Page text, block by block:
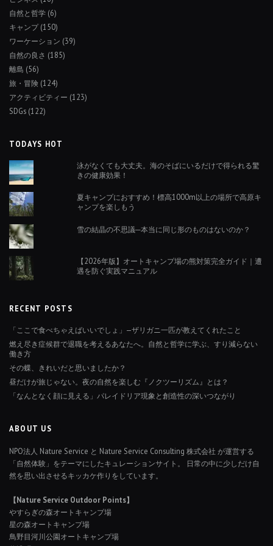
自然と哲学 (6)
キャンプ(150)
ワーケーション (39)
自然の良さ (185)
離島 (56)
旅・冒険 (124)
アクティビティー (123)
SDGs (122)
TODAYS HOT
泳がなくても大丈夫。海のそばにいるだけで得られる驚
きの健康効果！
夏キャンプにおすすめ！標高1000m以上の場所で高原キ
ャンプを楽しもう
雪の結晶の不思議─本当に同じ形のものはないのか？
【2026年版】オートキャンプ場の熊対策完全ガイド｜遭
遇を防ぐ実践マニュアル
RECENT POSTS
「ここで食べちゃえばいいでしょ」—ザリガニ一匹が教えてくれたこと
燃え尽き症候群で退職を考えるあなたへ。自然と哲学に学ぶ、すり減らない
働き方
その蝶、きれいだと思いましたか？
昼だけが旅じゃない。夜の自然を楽しむ『ノクツーリズム』とは？
「なんとなく顔に見える」パレイドリア現象と創造性の深いつながり
ABOUT US
NPO法人 Nature Service と Nature Service Consulting 株式会社 が運営する
「自然体験」をテーマにしたキュレーションサイト。 日常の中に少しだけ自
然を思い出させるキッカケ作りをしています。
【Nature Service Outdoor Points】
やすらぎの森オートキャンプ場
星の森オートキャンプ場
鳥野目河川公園オートキャンプ場